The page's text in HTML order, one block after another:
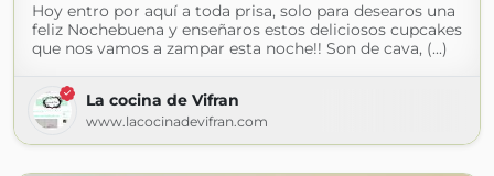
Hoy entro por aquí a toda prisa, solo para desearos una
feliz Nochebuena y enseñaros estos deliciosos cupcakes
que nos vamos a zampar esta noche!! Son de cava, (...)
La cocina de Vifran
www.lacocinadevifran.com